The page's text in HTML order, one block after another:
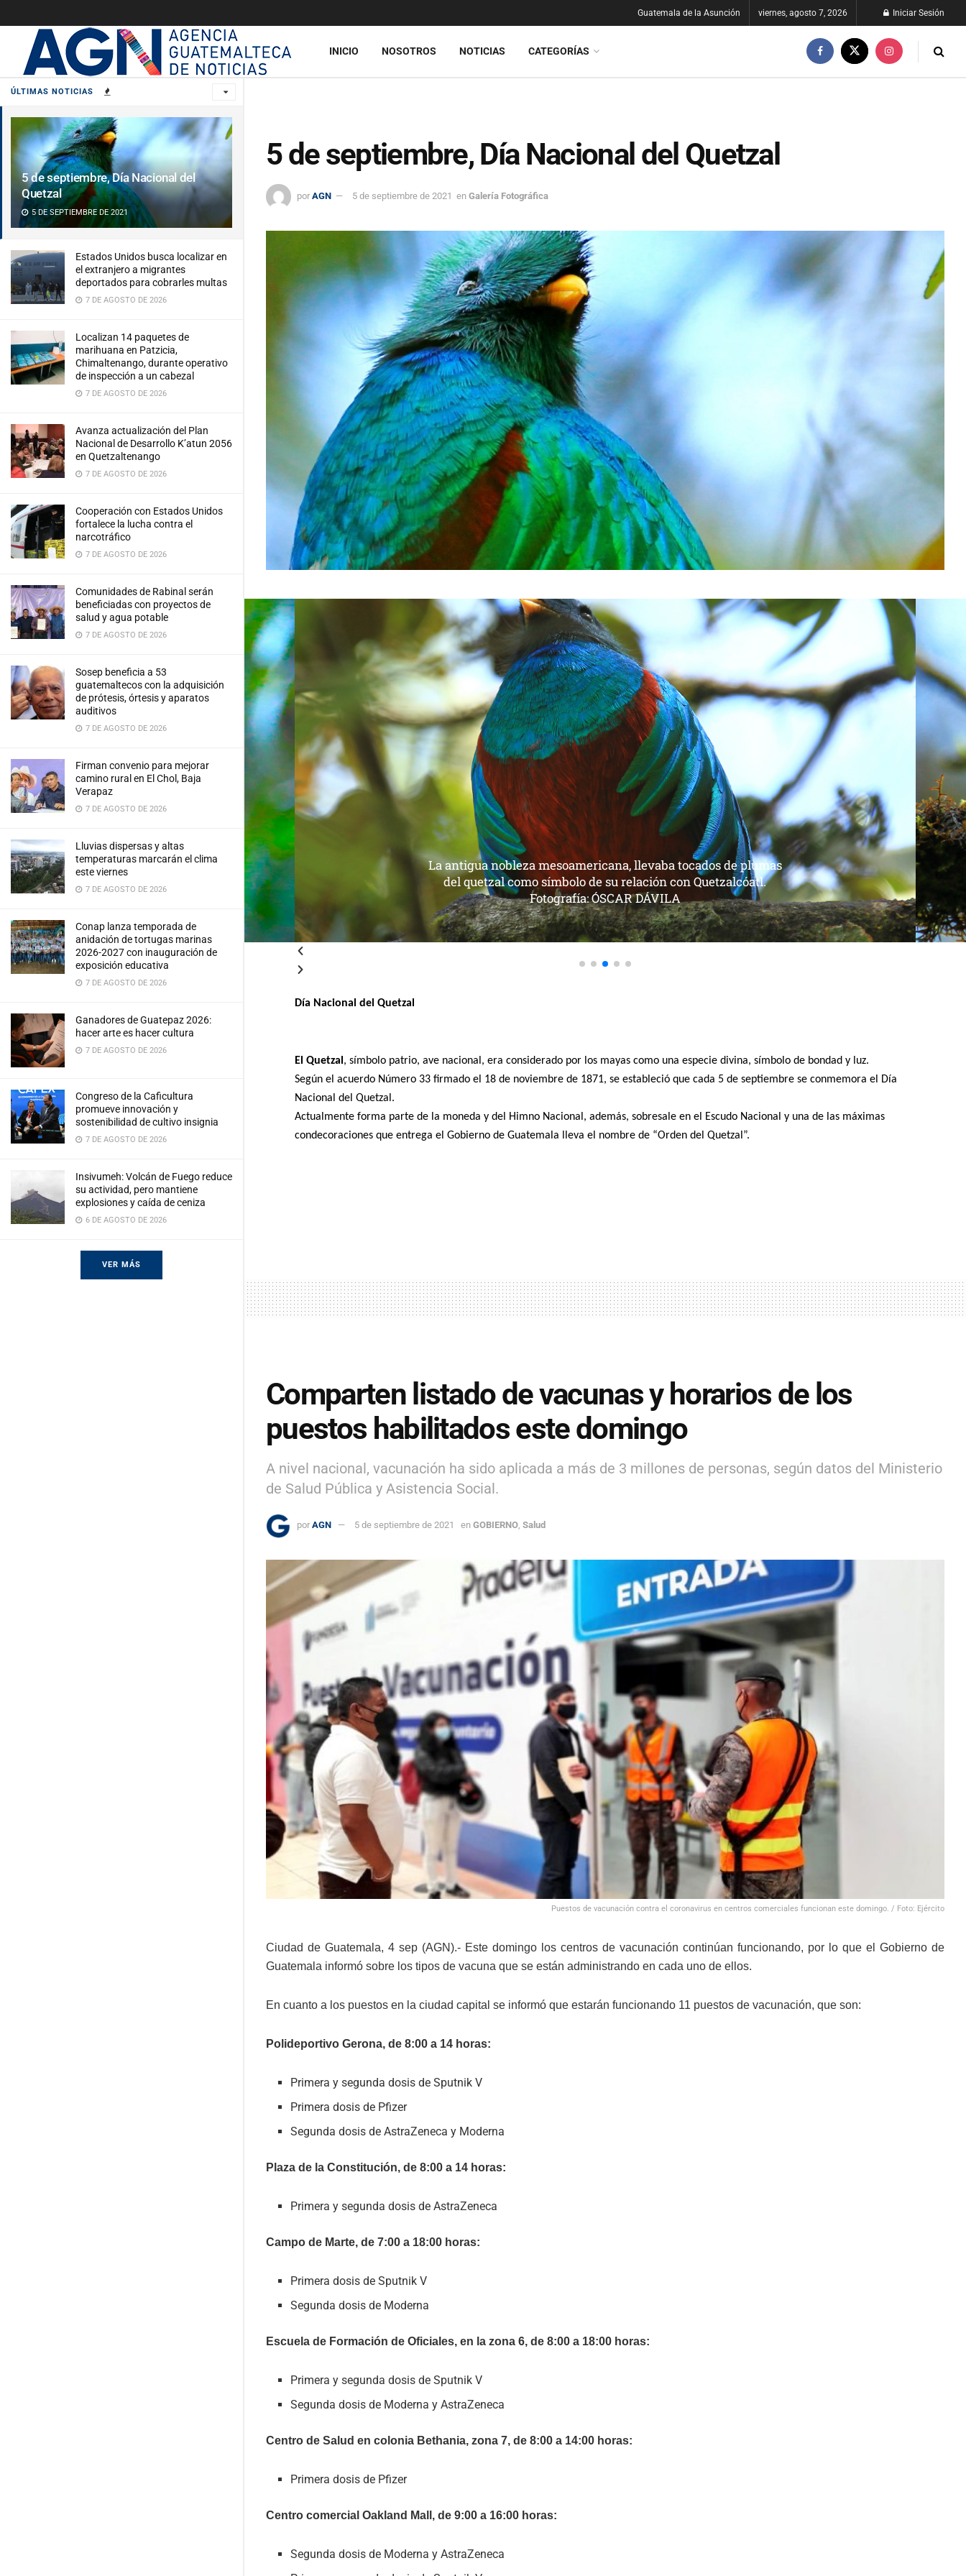
ÚLTIMAS NOTICIAS
5 de septiembre, Día Nacional del
Quetzal
5 DE SEPTIEMBRE DE 2021
Estados Unidos busca localizar en
el extranjero a migrantes
deportados para cobrarles multas
7 DE AGOSTO DE 2026
Localizan 14 paquetes de
marihuana en Patzicia,
Chimaltenango, durante operativo
de inspección a un cabezal
7 DE AGOSTO DE 2026
Avanza actualización del Plan
Nacional de Desarrollo K’atun 2056
en Quetzaltenango
7 DE AGOSTO DE 2026
Cooperación con Estados Unidos
fortalece la lucha contra el
narcotráfico
7 DE AGOSTO DE 2026
Comunidades de Rabinal serán
beneficiadas con proyectos de
salud y agua potable
7 DE AGOSTO DE 2026
Sosep beneficia a 53
guatemaltecos con la adquisición
de prótesis, órtesis y aparatos
auditivos
7 DE AGOSTO DE 2026
Firman convenio para mejorar
camino rural en El Chol, Baja
Verapaz
7 DE AGOSTO DE 2026
Lluvias dispersas y altas
temperaturas marcarán el clima
este viernes
7 DE AGOSTO DE 2026
Conap lanza temporada de
anidación de tortugas marinas
2026-2027 con inauguración de
exposición educativa
7 DE AGOSTO DE 2026
Ganadores de Guatepaz 2026:
hacer arte es hacer cultura
7 DE AGOSTO DE 2026
Congreso de la Caficultura
promueve innovación y
sostenibilidad de cultivo insignia
7 DE AGOSTO DE 2026
Insivumeh: Volcán de Fuego reduce
su actividad, pero mantiene
explosiones y caída de ceniza
6 DE AGOSTO DE 2026
VER MÁS
Guatemala de la Asunción viernes, agosto 7, 2026 Iniciar Sesión
INICIO NOSOTROS NOTICIAS CATEGORÍAS
5 de septiembre, Día Nacional del Quetzal
por AGN 5 de septiembre de 2021 en Galería Fotográfica
llevaba tocados de plumas
con Quetzalcóatl.
Características del Quetzal: Su nombre científico es
Pharomacrus mocinno. •Es mediano tamaño de 36–40 cm de
largo. •El macho tiene una cola serpentina de hasta 65 cm de
largo. •Tiene un peso de aproximadamente 210 gramos y tiene
plumas de cola más finas y cortas. Fotografía: ÓSCAR DÁVILA
Día Nacional del Quetzal
El Quetzal , símbolo patrio, ave nacional, era considerado por los mayas como una especie divina, símbolo de bondad y luz.
Según el acuerdo Número 33 firmado el 18 de noviembre de 1871, se estableció que cada 5 de septiembre se conmemora el Día
Nacional del Quetzal.
Actualmente forma parte de la moneda y del Himno Nacional, además, sobresale en el Escudo Nacional y una de las máximas
condecoraciones que entrega el Gobierno de Guatemala lleva el nombre de “Orden del Quetzal”.
Comparten listado de vacunas y horarios de los
puestos habilitados este domingo
A nivel nacional, vacunación ha sido aplicada a más de 3 millones de personas, según datos del Ministerio
de Salud Pública y Asistencia Social.
por AGN 5 de septiembre de 2021 en GOBIERNO Salud
Puestos de vacunación contra el coronavirus en centros comerciales funcionan este domingo. / Foto: Ejército
Ciudad de Guatemala, 4 sep (AGN).- Este domingo los centros de vacunación continúan funcionando, por lo que el Gobierno de
Guatemala informó sobre los tipos de vacuna que se están administrando en cada uno de ellos.
En cuanto a los puestos en la ciudad capital se informó que estarán funcionando 11 puestos de vacunación, que son:
Polideportivo Gerona, de 8:00 a 14 horas:
Primera y segunda dosis de Sputnik V
Primera dosis de Pfizer
Segunda dosis de AstraZeneca y Moderna
Plaza de la Constitución, de 8:00 a 14 horas:
Primera y segunda dosis de AstraZeneca
Campo de Marte, de 7:00 a 18:00 horas:
Primera dosis de Sputnik V
Segunda dosis de Moderna
Escuela de Formación de Oficiales, en la zona 6, de 8:00 a 18:00 horas:
Primera y segunda dosis de Sputnik V
Segunda dosis de Moderna y AstraZeneca
Centro de Salud en colonia Bethania, zona 7, de 8:00 a 14:00 horas:
Primera dosis de Pfizer
Centro comercial Oakland Mall, de 9:00 a 16:00 horas:
Segunda dosis de Moderna y AstraZeneca